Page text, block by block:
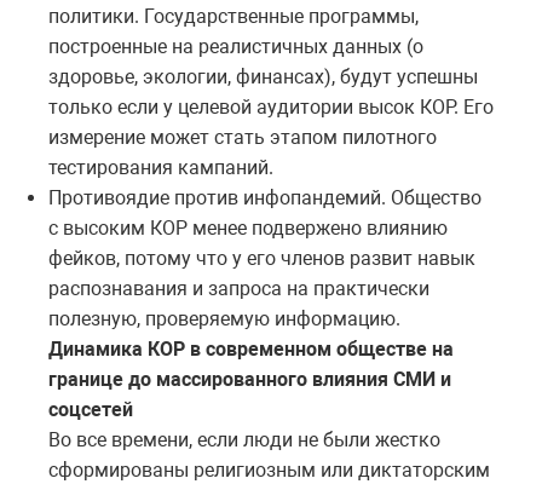
политики. Государственные программы,
построенные на реалистичных данных (о
здоровье, экологии, финансах), будут успешны
только если у целевой аудитории высок КОР. Его
измерение может стать этапом пилотного
тестирования кампаний.
Противоядие против инфопандемий. Общество
с высоким КОР менее подвержено влиянию
фейков, потому что у его членов развит навык
распознавания и запроса на практически
полезную, проверяемую информацию.
Динамика КОР в современном обществе на
границе до массированного влияния СМИ и
соцсетей
Во все времени, если люди не были жестко
сформированы религиозным или диктаторским